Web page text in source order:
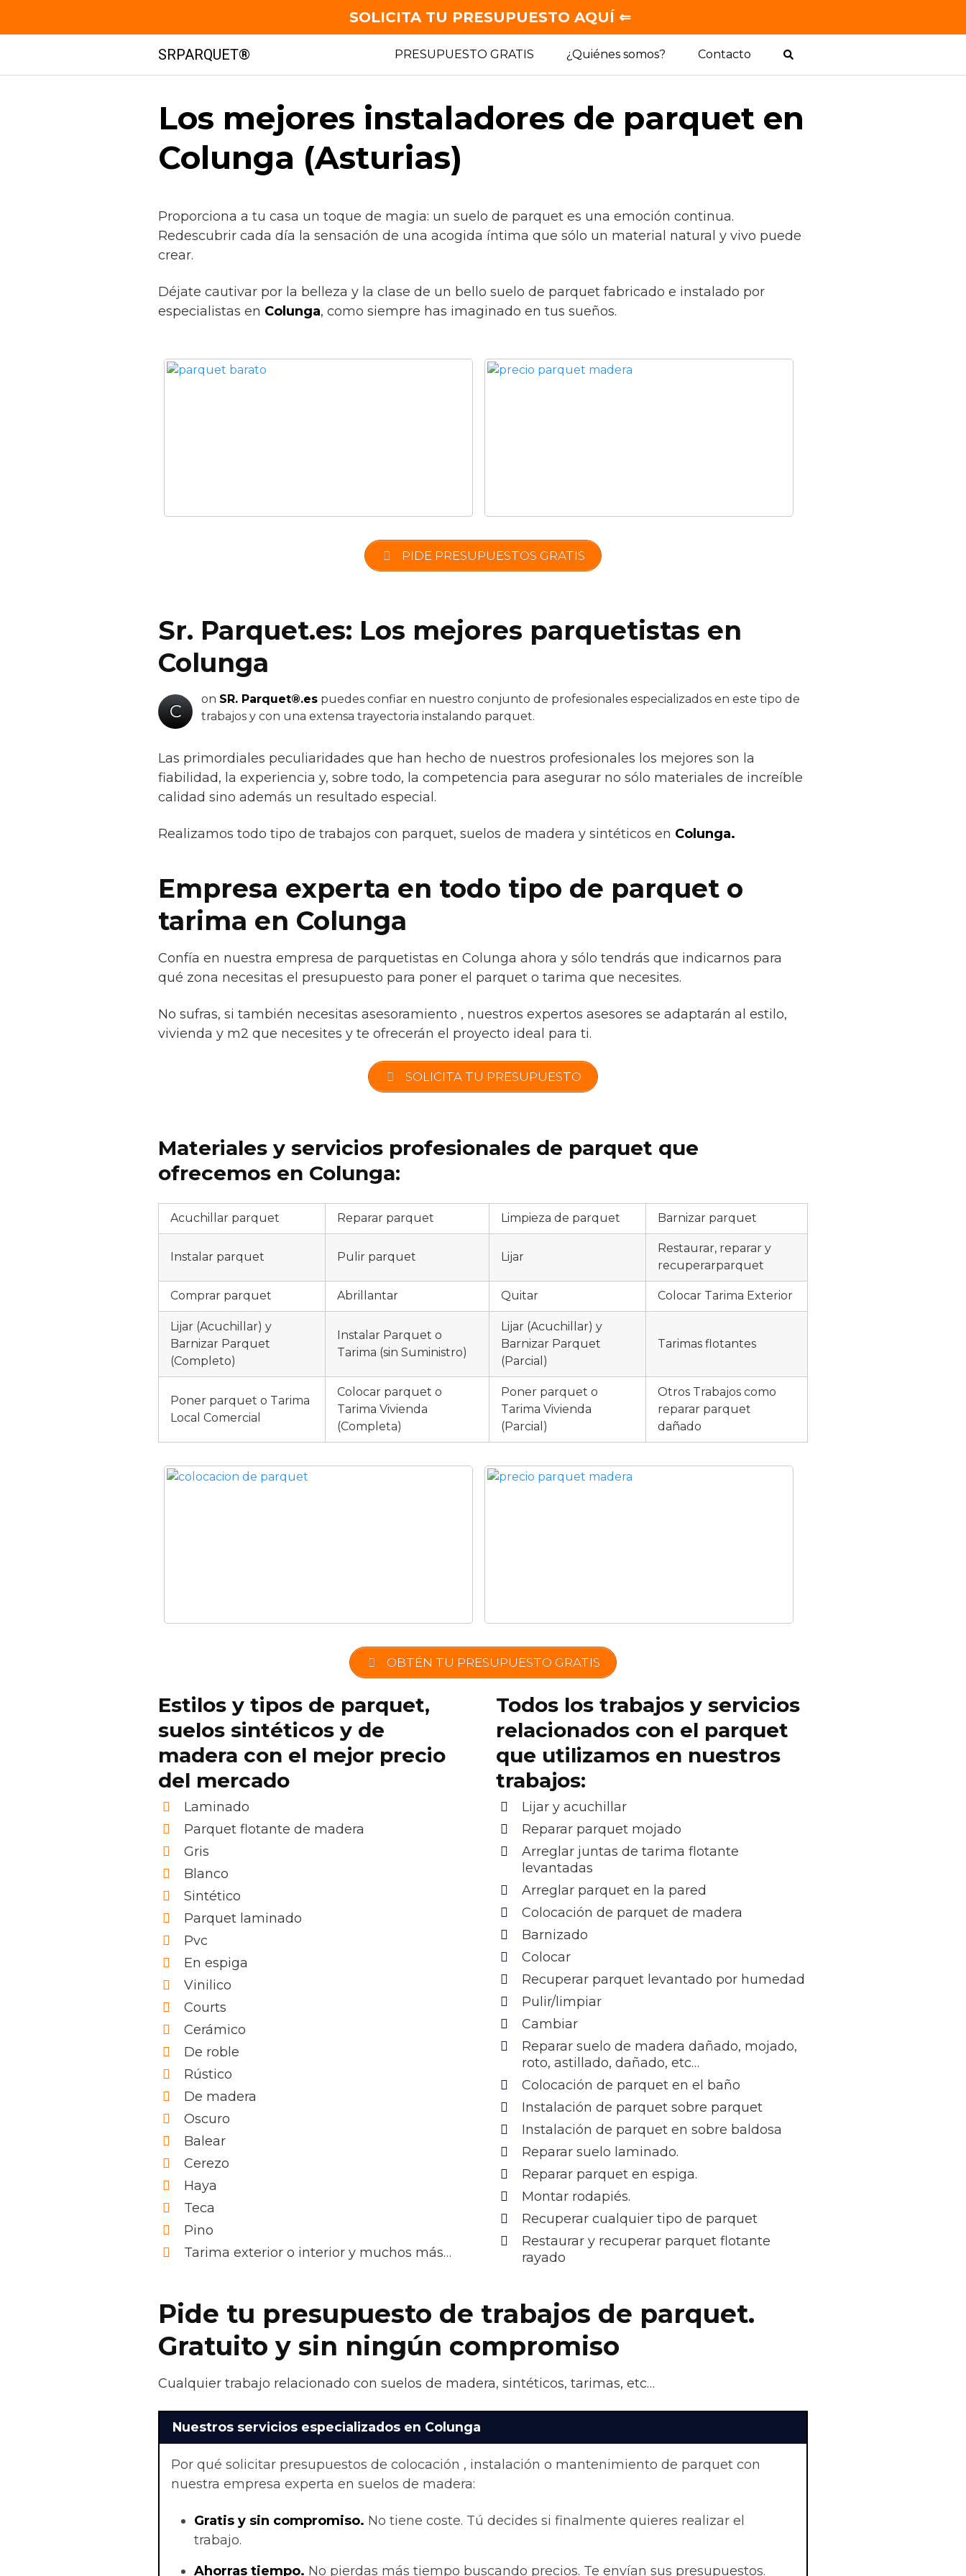
contenido
SRPARQUET® PRESUPUESTO GRATIS ¿Quiénes somos? Contacto
Los mejores instaladores de parquet en
Colunga (Asturias)
Proporciona a tu casa un toque de magia: un suelo de parquet es una emoción continua.
Redescubrir cada día la sensación de una acogida íntima que sólo un material natural y vivo puede
crear.
Déjate cautivar por la belleza y la clase de un bello suelo de parquet fabricado e instalado por
especialistas en Colunga, como siempre has imaginado en tus sueños.
PIDE PRESUPUESTOS GRATIS
Sr. Parquet.es: Los mejores parquetistas en
Colunga
C
on SR. Parquet®.es puedes confiar en nuestro conjunto de profesionales especializados en este tipo de
trabajos y con una extensa trayectoria instalando parquet.
Las primordiales peculiaridades que han hecho de nuestros profesionales los mejores son la
fiabilidad, la experiencia y, sobre todo, la competencia para asegurar no sólo materiales de increíble
calidad sino además un resultado especial.
Realizamos todo tipo de trabajos con parquet, suelos de madera y sintéticos en Colunga.
Empresa experta en todo tipo de parquet o
tarima en Colunga
Confía en nuestra empresa de parquetistas en Colunga ahora y sólo tendrás que indicarnos para
qué zona necesitas el presupuesto para poner el parquet o tarima que necesites.
No sufras, si también necesitas asesoramiento , nuestros expertos asesores se adaptarán al estilo,
vivienda y m2 que necesites y te ofrecerán el proyecto ideal para ti.
SOLICITA TU PRESUPUESTO
Materiales y servicios profesionales de parquet que
ofrecemos en Colunga:
Acuchillar parquet Reparar parquet Limpieza de parquet Barnizar parquet
Instalar parquet Pulir parquet Lijar
Restaurar, reparar y
recuperarparquet
Comprar parquet Abrillantar Quitar Colocar Tarima Exterior
Lijar (Acuchillar) y
Barnizar Parquet
(Completo)
Instalar Parquet o
Tarima (sin Suministro)
Lijar (Acuchillar) y
Barnizar Parquet
(Parcial)
Tarimas flotantes
Poner parquet o Tarima
Local Comercial
Colocar parquet o
Tarima Vivienda
(Completa)
Poner parquet o
Tarima Vivienda
(Parcial)
Otros Trabajos como
reparar parquet
dañado
OBTÉN TU PRESUPUESTO GRATIS
Estilos y tipos de parquet,
suelos sintéticos y de
madera con el mejor precio
del mercado
Laminado
Parquet flotante de madera
Gris
Blanco
Sintético
Parquet laminado
Pvc
En espiga
Vinilico
Courts
Cerámico
De roble
Rústico
De madera
Oscuro
Balear
Cerezo
Haya
Teca
Pino
Tarima exterior o interior y muchos más…
Todos los trabajos y servicios
relacionados con el parquet
que utilizamos en nuestros
trabajos:
Lijar y acuchillar
Reparar parquet mojado
Arreglar juntas de tarima flotante
levantadas
Arreglar parquet en la pared
Colocación de parquet de madera
Barnizado
Colocar
Recuperar parquet levantado por humedad
Pulir/limpiar
Cambiar
Reparar suelo de madera dañado, mojado,
roto, astillado, dañado, etc…
Colocación de parquet en el baño
Instalación de parquet sobre parquet
Instalación de parquet en sobre baldosa
Reparar suelo laminado.
Reparar parquet en espiga.
Montar rodapiés.
Recuperar cualquier tipo de parquet
Restaurar y recuperar parquet flotante
rayado
Pide tu presupuesto de trabajos de parquet.
Gratuito y sin ningún compromiso
Cualquier trabajo relacionado con suelos de madera, sintéticos, tarimas, etc…
Nuestros servicios especializados en Colunga
Por qué solicitar presupuestos de colocación , instalación o mantenimiento de parquet con
nuestra empresa experta en suelos de madera:
Gratis y sin compromiso. No tiene coste. Tú decides si finalmente quieres realizar el
trabajo.
Ahorras tiempo. No pierdas más tiempo buscando precios. Te envían sus presupuestos.
SOLICITA TU PRESUPUESTO AQUÍ ⇐